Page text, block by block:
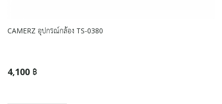
CAMERZ อุปกรณ์กล้อง TS-0380
4,100 ฿